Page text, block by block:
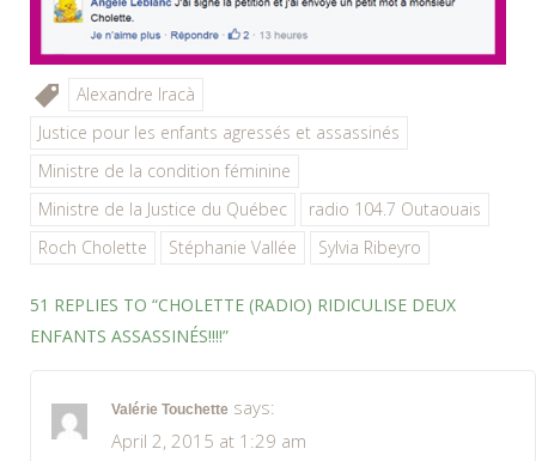
Alexandre Iracà
Justice pour les enfants agressés et assassinés
Ministre de la condition féminine
Ministre de la Justice du Québec
radio 104.7 Outaouais
Roch Cholette
Stéphanie Vallée Sylvia Ribeyro
51 REPLIES TO “CHOLETTE (RADIO) RIDICULISE DEUX
ENFANTS ASSASSINÉS!!!!”
Valérie Touchette says:
April 2, 2015 at 1:29 am